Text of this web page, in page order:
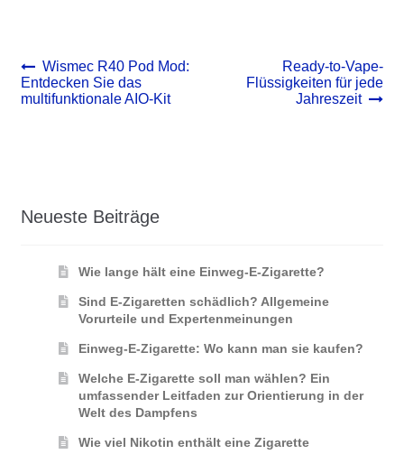
Beitrags-
Navigation
Vorheriger
Beitrag:
Wismec R40 Pod Mod:
Entdecken Sie das
multifunktionale AIO-Kit
Nächster
Beitrag:
Ready-to-Vape-
Flüssigkeiten für jede
Jahreszeit
Neueste Beiträge
Wie lange hält eine Einweg-E-Zigarette?
Sind E-Zigaretten schädlich? Allgemeine
Vorurteile und Expertenmeinungen
Einweg-E-Zigarette: Wo kann man sie kaufen?
Welche E-Zigarette soll man wählen? Ein
umfassender Leitfaden zur Orientierung in der
Welt des Dampfens
Wie viel Nikotin enthält eine Zigarette